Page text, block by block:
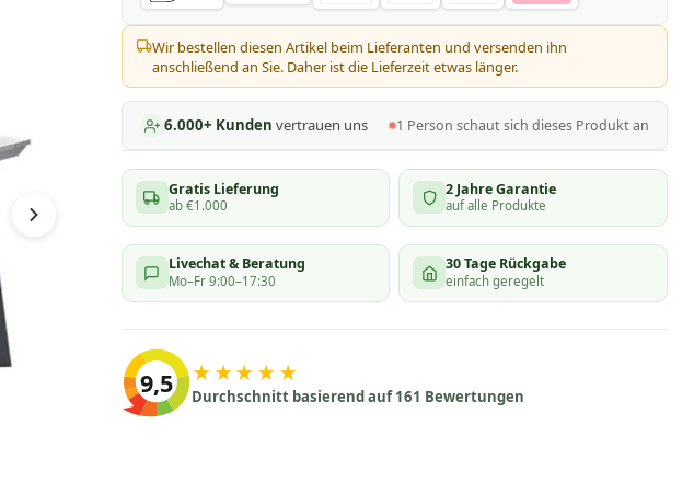
Wir bestellen diesen Artikel beim Lieferanten und versenden ihn
anschließend an Sie. Daher ist die Lieferzeit etwas länger.
6.000+ Kunden vertrauen uns 1 Person schautsich dieses Produkt an
Gratis Lieferung
ab €1.000
2 Jahre Garantie
auf alle Produkte
Livechat & Beratung
Mo–Fr 9:00–17:30
30 Tage Rückgabe
einfach geregelt
9,5 ★★★★★
Durchschnitt basierend auf 161 Bewertungen